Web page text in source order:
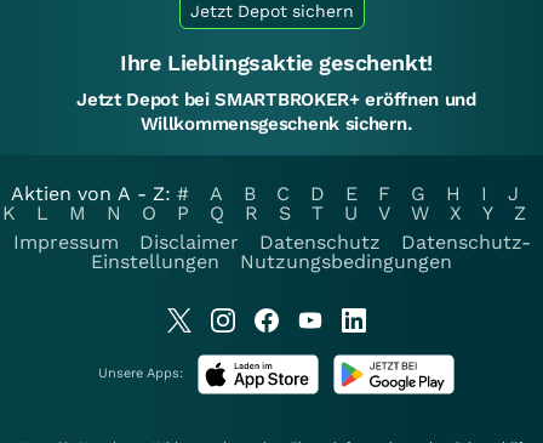
Jetzt Depot sichern
Ihre Lieblingsaktie geschenkt!
Jetzt Depot bei SMARTBROKER+ eröffnen und
Willkommensgeschenk sichern.
Aktien von A - Z: # A B C D E F G H I
J
K
L M N O P Q R S T U V W X Y
Z
Impressum
Disclaimer Datenschutz
Datenschutz-
Einstellungen
Nutzungsbedingungen
Unsere Apps: